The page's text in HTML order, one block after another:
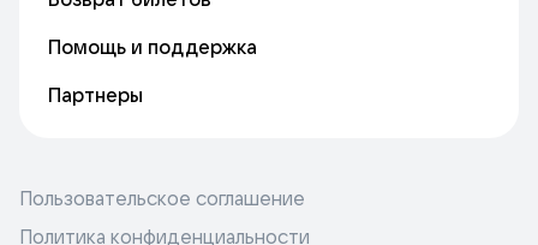
Помощь и поддержка
Партнеры
Пользовательское соглашение
Политика конфиденциальности